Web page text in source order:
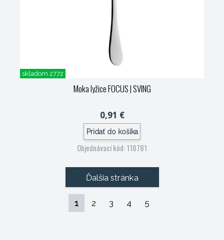
skladom 2772
Moka lyžice FOCUS| SVING
0,91 €
Pridať do košíka
Objednávací kód: 118781
Ďalšia stránka
1 2 3 4 5